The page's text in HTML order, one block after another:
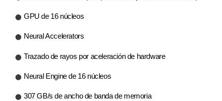
GPU de 16 núcleos
Neural Accelerators
Trazado de rayos por aceleración de hardware
Neural Engine de 16 núcleos
307 GB/s de ancho de banda de memoria